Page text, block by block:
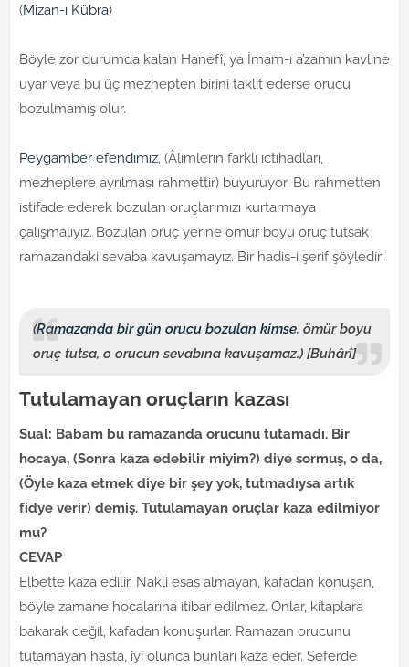
(Mizan-ı Kübra)
Böyle zor durumda kalan Hanefî, ya İmam-ı a’zamın kavline
uyar veya bu üç mezhepten birini taklit ederse orucu
bozulmamış olur.
Peygamber efendimiz, (Âlimlerin farklı ictihadları,
mezheplere ayrılması rahmettir) buyuruyor. Bu rahmetten
istifade ederek bozulan oruçlarımızı kurtarmaya
çalışmalıyız. Bozulan oruç yerine ömür boyu oruç tutsak
ramazandaki sevaba kavuşamayız. Bir hadis-i şerif şöyledir:
(Ramazanda bir gün orucu bozulan kimse, ömür boyu
oruç tutsa, o orucun sevabına kavuşamaz.) [Buhârî]
Tutulamayan oruçların kazası
Sual: Babam bu ramazanda orucunu tutamadı. Bir
hocaya, (Sonra kaza edebilir miyim?) diye sormuş, o da,
(Öyle kaza etmek diye bir şey yok, tutmadıysa artık
fidye verir) demiş. Tutulamayan oruçlar kaza edilmiyor
mu?
CEVAP
Elbette kaza edilir. Nakli esas almayan, kafadan konuşan,
böyle zamane hocalarına itibar edilmez. Onlar, kitaplara
bakarak değil, kafadan konuşurlar. Ramazan orucunu
tutamayan hasta, iyi olunca bunları kaza eder. Seferde